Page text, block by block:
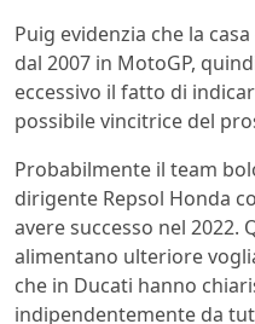
Puig evidenzia che la
dal 2007 in MotoGP,
eccessivo il fatto di
possibile vincitrice del
Probabilmente il team
dirigente Repsol Honda
avere successo nel 2022.
alimentano ulteriore
che in Ducati hanno
indipendentemente da